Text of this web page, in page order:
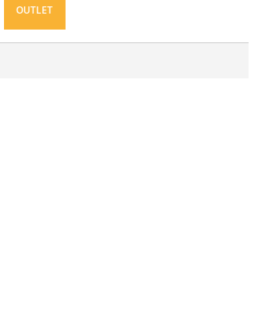
OUTLET